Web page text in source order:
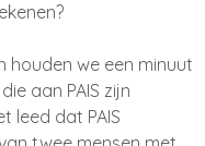
?
houden we een minuut
aan PAIS zijn
leed dat PAIS